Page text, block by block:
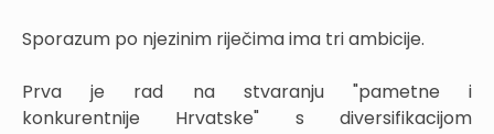
Sporazum po njezinim riječima ima tri ambicije.
Prva je rad na stvaranju "pametne i
konkurentnije Hrvatske" s diversifikacijom